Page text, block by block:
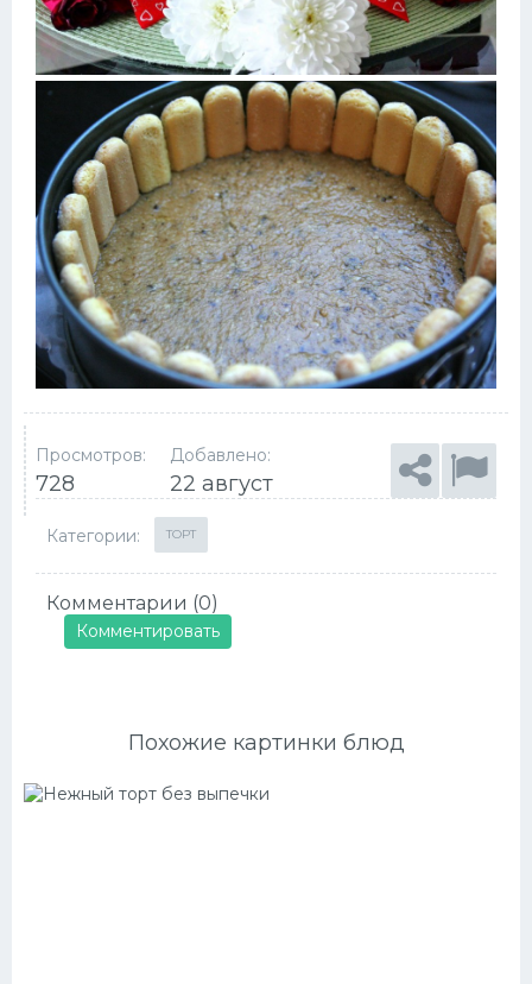
Просмотров:
728
Добавлено:
22 август
Категории: ТОРТ
Комментарии (0)
Комментировать
Похожие картинки блюд